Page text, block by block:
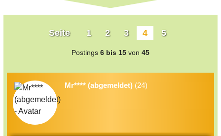
Seite 1 2 3 4 5
Postings 6 bis 15 von 45
Mr**** (abgemeldet) (24)